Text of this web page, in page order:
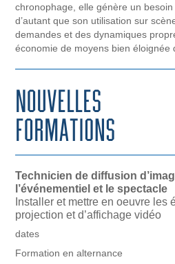
chronophage, elle génère un
d’autant que son utilisation sur
demandes et des dynamiques
économie de moyens bien éloignée
Technicien de diffusion
l’événementiel et le spectacle
Installer et mettre en oeuvre les
projection et d’affichage vidéo
dates
Formation en alternance